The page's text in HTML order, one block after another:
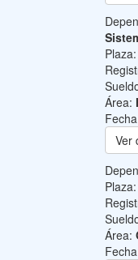
Plaza:
Área:
Ver
Plaza:
Área: